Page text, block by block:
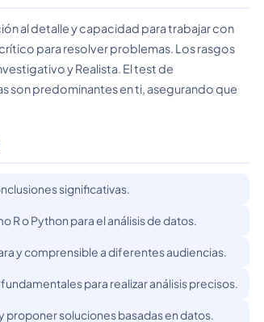
al detalle y capacidad para trabajar con
para resolver problemas. Los rasgos
y Realista. El test de
son predominantes en ti, asegurando que
significativas.
o Python para el análisis de datos.
y comprensible a diferentes audiencias.
para realizar análisis precisos.
soluciones basadas en datos.